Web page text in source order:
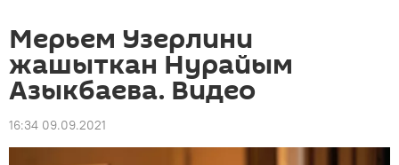
Мерьем Узерлини
жашыткан Нурайым
Азыкбаева. Видео
16:34 09.09.2021